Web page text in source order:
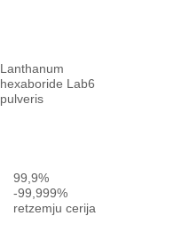
Lanthanum
hexaboride Lab6
pulveris
99,9%
-99,999%
retzemju cerija